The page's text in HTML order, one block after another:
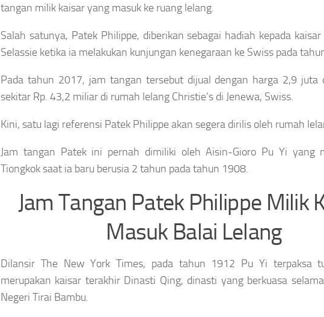
tangan milik kaisar yang masuk ke ruang lelang.
Salah satunya, Patek Philippe, diberikan sebagai hadiah kepada
Selassie ketika ia melakukan kunjungan kenegaraan ke Swiss pada
Pada tahun 2017, jam tangan tersebut dijual dengan harga 2,9 juta
sekitar Rp. 43,2 miliar di rumah lelang Christie’s di Jenewa, Swiss.
Kini, satu lagi referensi Patek Philippe akan segera dirilis oleh rumah
Jam tangan Patek ini pernah dimiliki oleh Aisin-Gioro Pu Yi yang
Tiongkok saat ia baru berusia 2 tahun pada tahun 1908.
Jam Tangan Patek Philippe Milik
Masuk Balai Lelang
Dilansir The New York Times, pada tahun 1912 Pu Yi terpaksa
merupakan kaisar terakhir Dinasti Qing, dinasti yang berkuasa
Negeri Tirai Bambu.